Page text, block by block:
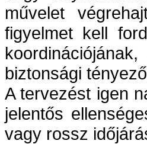
művelet
figyelmet kell
biztonsági
A tervezést igen
jelentős
vagy rossz